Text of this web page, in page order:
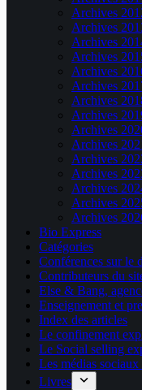
Archives
Archives
Archives
Archives
Archives
Archives
Archives
Archives
Archives
Archives
Archives
Archives
Archives
Archives
Archives
Bio Express
Catégories
Conférences sur le
Contributeurs du
Else & Bang,
Enseignement et
Index des articles
Le confinement
Le Social selling
Les médias
Livres